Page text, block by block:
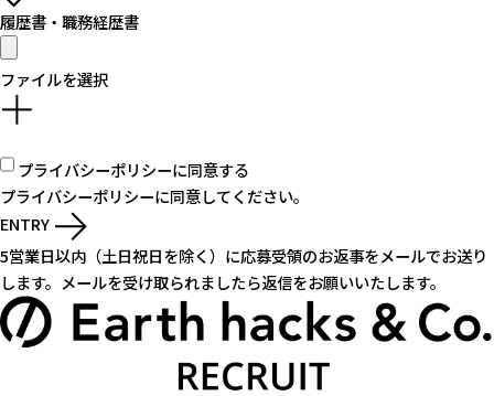
履歴書・職務経歴書
ファイルを選択
プライバシーポリシーに同意する
プライバシーポリシーに同意してください。
ENTRY
5営業日以内（土日祝日を除く）に応募受領のお返事をメールでお送り
します。 メールを受け取られましたら返信をお願いいたします。